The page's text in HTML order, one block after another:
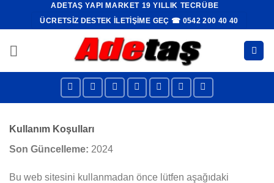
ADETAŞ YAPI MARKET 19 YILLIK TECRÜBE
ÜCRETSIZ DESTEK İLETIŞIME GEÇ ☎ 0542 200 40 40
Kullanım Koşulları
Son Güncelleme: 2024
Bu web sitesini kullanmadan önce lütfen aşağıdaki